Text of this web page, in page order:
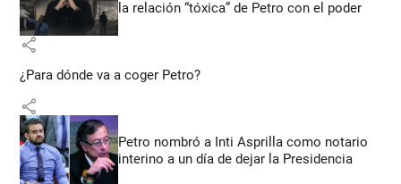
la relación “tóxica” de Petro con el poder
share
¿Para dónde va a coger Petro?
share
Petro nombró a Inti Asprilla como notario
interino a un día de dejar la Presidencia